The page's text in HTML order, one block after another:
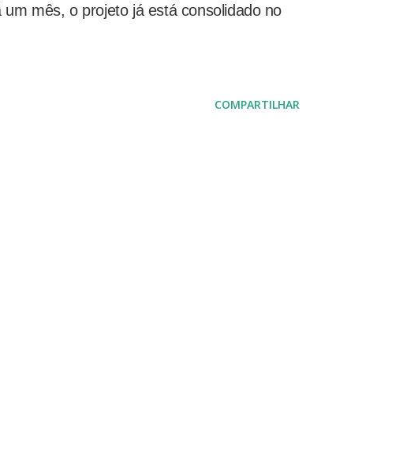
mês, o projeto já está consolidado no
COMPARTILHAR